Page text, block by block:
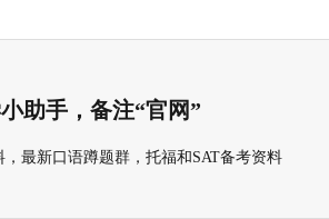
助手，备注“官网”
最新口语蹲题群，托福和SAT备考资料